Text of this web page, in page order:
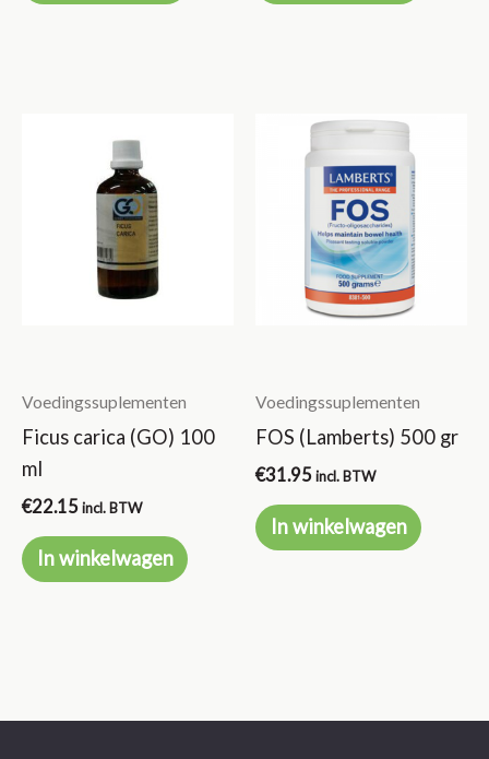
Voedingssuplementen
Ficus carica (GO) 100
ml
€22.15incl. BTW
In winkelwagen
Voedingssuplementen
FOS (Lamberts) 500 gr
€31.95incl. BTW
In winkelwagen